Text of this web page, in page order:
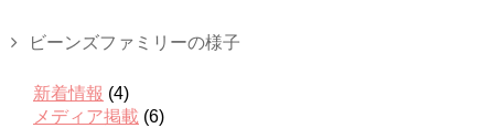
ビーンズファミリーの様子
新着情報 (4)
メディア掲載 (6)